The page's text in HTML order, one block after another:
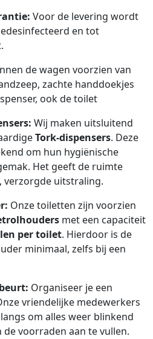
Voor de levering wordt
en tot
de wagen voorzien van
zachte handdoekjes
ook de toilet
Wij maken uitsluitend
Tork-dispensers. Deze
om hun hygiënische
Het geeft de ruimte
verzorgde uitstraling.
Onze toiletten zijn voorzien
met een capaciteit
per toilet. Hierdoor is de
minimaal, zelfs bij een
Organiseer je een
vriendelijke medewerkers
om alles weer blinkend
voorraden aan te vullen.